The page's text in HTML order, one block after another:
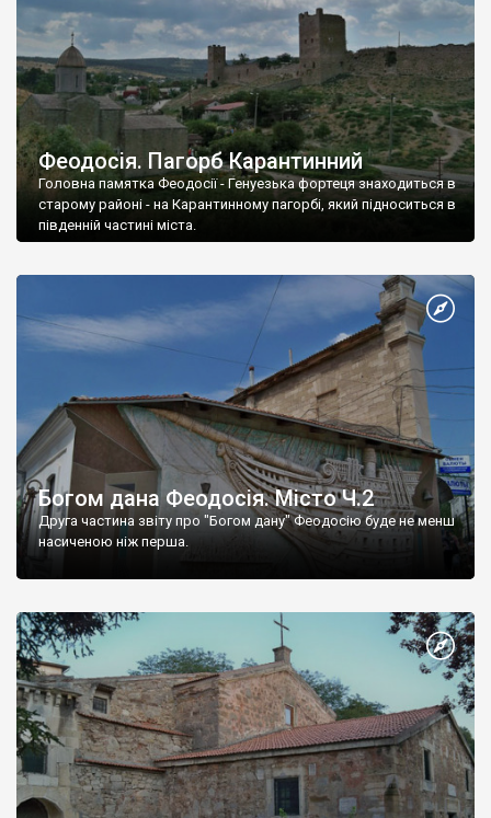
Феодосія. Пагорб Карантинний
Головна памятка Феодосії - Генуезька фортеця знаходиться в
старому районі - на Карантинному пагорбі, який підноситься в
південній частині міста.
Богом дана Феодосія. Місто Ч.2
Друга частина звіту про "Богом дану" Феодосію буде не менш
насиченою ніж перша.